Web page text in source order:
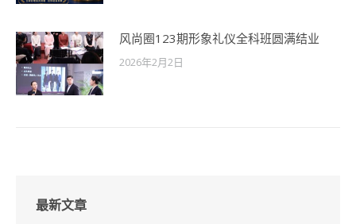
风尚圈123期形象礼仪全科班圆满结业
2026年2月2日
最新文章